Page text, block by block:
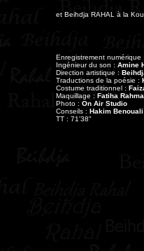
et Beihdja RAHAL à la
Enregistrement numérique
Ingénieur du son : Amine
Direction artistique :
Traductions de la poésie :
Costume traditionnel :
Maquillage : Fatiha
Photo : On Air Studio
Conseils : Hakim Benouali
TT : 71'38"